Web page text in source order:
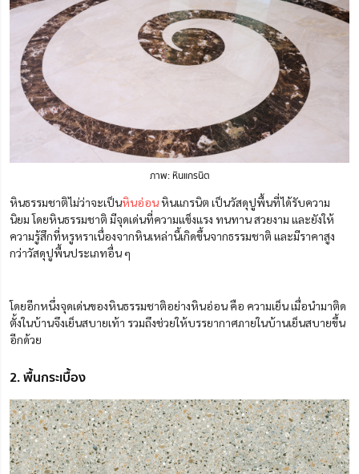
ภาพ: หินแกรนิต
หินธรรมชาติไม่ว่าจะเป็นหินอ่อนหินแกรนิต เป็นวัสดุปูพื้นที่ได้รับความ
นิยม โดยหินธรรมชาติ มีจุดเด่นที่ความแข็งแรง ทนทาน สวยงาม และยังให้
ความรู้สึกที่หรูหราเนื่องจากหินเหล่านี้เกิดขึ้นจากธรรมชาติ และมีราคาสูง
กว่าวัสดุปูพื้นประเภทอื่น ๆ
โดยอีกหนึ่งจุดเด่นของหินธรรมชาติอย่างหินอ่อน คือ ความเย็น เมื่อนำมาติด
ตั้งในบ้านจึงเย็นสบายเท้า รวมถึงช่วยให้บรรยากาศภายในบ้านเย็นสบายขึ้น
อีกด้วย
2. พื้นกระเบื้อง